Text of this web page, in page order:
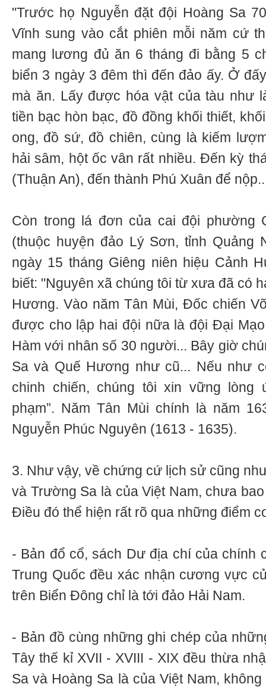
"Trước họ Nguyễn đặt đội Hoàng Sa
Vĩnh sung vào cắt phiên mỗi năm cứ
mang lương đủ ăn 6 tháng đi bằng 5
biển 3 ngày 3 đêm thì đến đảo ấy. Ở
mà ăn. Lấy được hóa vật của tàu như
tiền bạc hòn bạc, đồ đồng khối thiết,
ong, đồ sứ, đồ chiên, cùng là kiếm
hải sâm, hột ốc vân rất nhiều. Đến kỳ
(Thuận An), đến thành Phú Xuân để
Còn trong lá đơn của cai đội phường
(thuộc huyện đảo Lý Sơn, tỉnh Quảng
ngày 15 tháng Giêng niên hiệu Cảnh
biết: "Nguyên xã chúng tôi từ xưa đã có
Hương. Vào năm Tân Mùi, Đốc chiến
được cho lập hai đội nữa là đội Đại
Hàm với nhân số 30 người... Bây giờ
Sa và Quế Hương như cũ... Nếu như
chinh chiến, chúng tôi xin vững lòng
phạm”. Năm Tân Mùi chính là năm
Nguyễn Phúc Nguyên (1613 - 1635).
3. Như vậy, về chứng cứ lịch sử cũng
và Trường Sa là của Việt Nam, chưa
Điều đó thể hiện rất rõ qua những điểm
- Bản đổ cổ, sách Dư địa chí của chính
Trung Quốc đều xác nhận cương vực
trên Biển Đông chỉ là tới đảo Hải Nam.
- Bản đồ cùng những ghi chép của
Tây thế kỉ XVII - XVIII - XIX đều thừa
Sa và Hoàng Sa là của Việt Nam,